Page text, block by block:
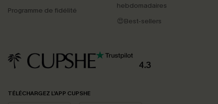
Programme de fidélité
hebdomadaires
😍Best-sellers
4.3
TÉLÉCHARGEZ L’APP CUPSHE
PROFITEZ DE -15%